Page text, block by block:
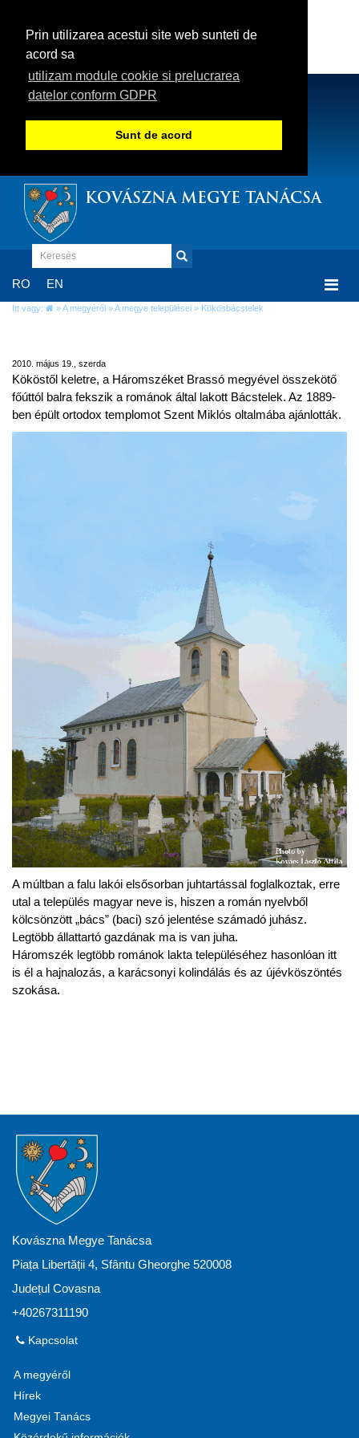
Prin utilizarea acestui site web sunteti de
acord sa
utilizam module cookie si prelucrarea
datelor conform GDPR
Sunt de acord
KOVÁSZNA MEGYE TANÁCSA
RO EN
Itt vagy: »A megyéről »A megye települései » Kökösbácstelek
2010. május 19., szerda
Kököstől keletre, a Háromszéket Brassó megyével összekötő
főúttól balra fekszik a románok által lakott Bácstelek. Az 1889-
ben épült ortodox templomot Szent Miklós oltalmába ajánlották.
A múltban a falu lakói elsősorban juhtartással foglalkoztak, erre
utal a település magyar neve is, hiszen a román nyelvből
kölcsönzött „bács” (baci) szó jelentése számadó juhász.
Legtöbb állattartó gazdának ma is van juha.
Háromszék legtöbb románok lakta településéhez hasonlóan itt
is él a hajnalozás, a karácsonyi kolindálás és az újévköszöntés
szokása.
Kovászna Megye Tanácsa
Piața Libertății 4, Sfântu Gheorghe 520008
Județul Covasna
+40267311190
Kapcsolat
A megyéről
Hírek
Megyei Tanács